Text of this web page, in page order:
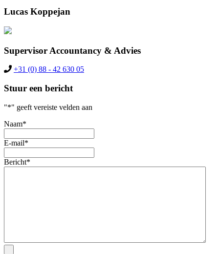
Lucas Koppejan
Supervisor Accountancy & Advies
+31 (0) 88 - 42 630 05
Stuur een bericht
"*" geeft vereiste velden aan
Naam*
E-mail*
Bericht*